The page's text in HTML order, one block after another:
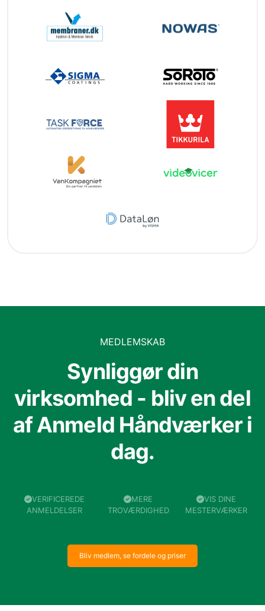
MEDLEMSKAB
Synliggør din
virksomhed - bliv en del
af Anmeld Håndværker i
dag.
VERIFICEREDE
ANMELDELSER
MERE
TROVÆRDIGHED
VIS DINE
MESTERVÆRKER
Bliv medlem, se fordele og priser